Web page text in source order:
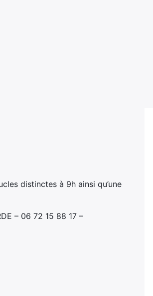
distinctes à 9h ainsi qu’une
– 06 72 15 88 17 –